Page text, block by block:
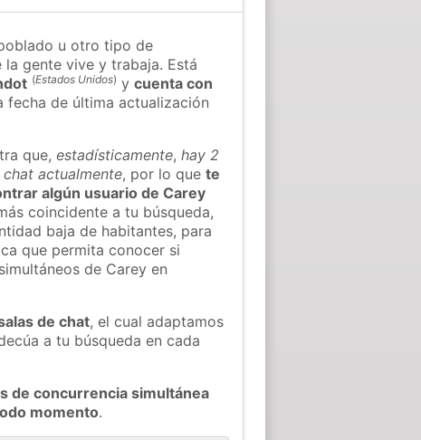
u otro tipo de
gente vive y trabaja. Está
(Estados Unidos) ycuenta con
fecha de última actualización
que,estadísticamente,hay 2
actualmente, por lo quete
algún usuario de Carey
coincidente a tu búsqueda,
baja de habitantes, para
que permita conocer si
de Carey en
de chat, el cual adaptamos
a tu búsqueda en cada
de concurrencia simultánea
momento.